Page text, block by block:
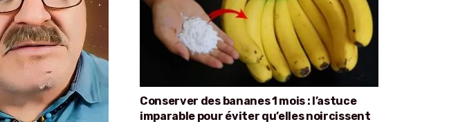
Conserver des bananes 1 mois : l’astuce
imparable pour éviter qu’elles noircissent